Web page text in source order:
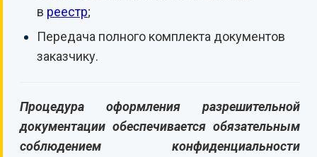
в реестр;
Передача полного комплекта документов
заказчику.
Процедура оформления разрешительной
документации обеспечивается обязательным
соблюдением конфиденциальности